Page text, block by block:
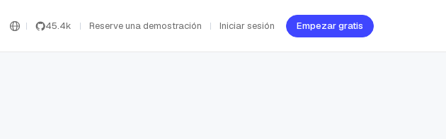
45.4k Reserve una demostración Iniciar sesión Empezar gratis